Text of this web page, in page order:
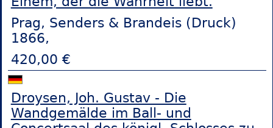
Prag, Senders & Brandeis (Druck)
1866,
420,00 €
Droysen, Joh. Gustav - Die
Wandgemälde im Ball- und